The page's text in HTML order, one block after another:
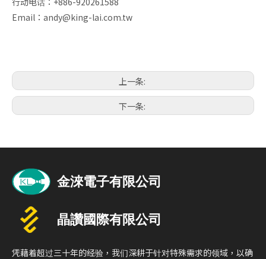
Email： andy@king-lai.com.tw
上一条:
下一条:
凭藉着超过三十年的经验，我们深耕于针对特殊需求的领域，以确